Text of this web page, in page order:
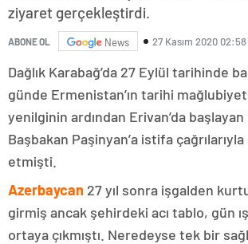
ziyaret gerçekleştirdi.
ABONE OL News 27 Kasım 2020 02:58
Dağlık Karabağ’da 27 Eylül tarihinde
günde Ermenistan’ın tarihi
yenilginin ardından Erivan’da
Başbakan Paşinyan’a istifa
etmişti.
Azerbaycan 27 yıl sonra işgalden
girmiş ancak şehirdeki acı tablo, gün
ortaya çıkmıştı. Neredeyse tek bir